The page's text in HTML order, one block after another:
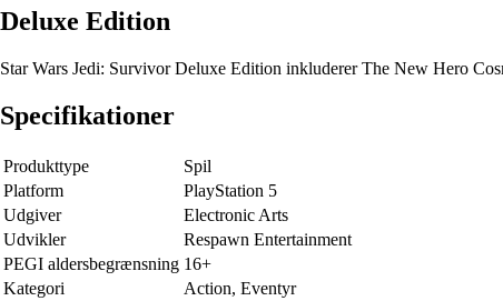
Deluxe Edition
Star Wars Jedi: Survivor Deluxe Edition inkluderer The New Hero
Specifikationer
Produkttype
Spil
Platform
PlayStation 5
Udgiver
Electronic Arts
Udvikler
Respawn Entertainment
PEGI aldersbegrænsning 16+
Kategori
Action, Eventyr